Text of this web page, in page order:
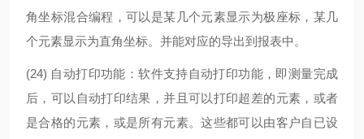
角坐标混合编程，可以是某几个元素显示为极座标，某几
个元素显示为直角坐标。并能对应的导出到报表中。
(24) 自动打印功能：软件支持自动打印功能，即测量完成
后，可以自动打印结果，并且可以打印超差的元素，或者
是合格的元素，或是所有元素。这些都可以由客户自已设